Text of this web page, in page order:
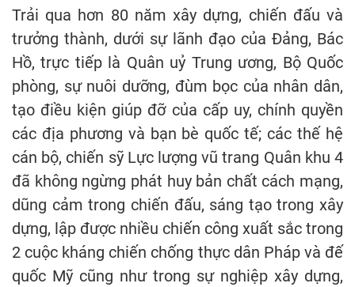
Trải qua hơn 80 năm xây dựng, chiến đấu và
trưởng thành, dưới sự lãnh đạo của Đảng, Bác
Hồ, trực tiếp là Quân uỷ Trung ương, Bộ Quốc
phòng, sự nuôi dưỡng, đùm bọc của nhân dân,
tạo điều kiện giúp đỡ của cấp uy, chính quyền
các địa phương và bạn bè quốc tế; các thế hệ
cán bộ, chiến sỹ Lực lượng vũ trang Quân khu 4
đã không ngừng phát huy bản chất cách mạng,
dũng cảm trong chiến đấu, sáng tạo trong xây
dựng, lập được nhiều chiến công xuất sắc trong
2 cuộc kháng chiến chống thực dân Pháp và đế
quốc Mỹ cũng như trong sự nghiệp xây dựng,